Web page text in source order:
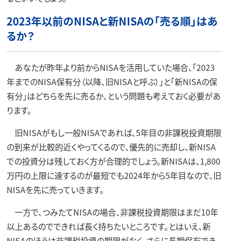
2023年以前のNISAと新NISAの「売る順」はあ
るか？
あなたが昨年より前からNISAを活用していた場合、「2023
年までのNISA保有分（以降、旧NISAと呼ぶ）」と「新NISAの保
有分」はどちらを先に売るか、という問題も考えておく必要があ
ります。
旧NISAがもし一般NISAであれば、5年目の非課税投資期限
の到来が比較的近くやってくるので、優先的に売却し、新NISA
での投資分は残しておく方が合理的でしょう。新NISAは、1,800
万円の上限に達するのが最短でも2024年から5年目なので、旧
NISAを先に売っていきます。
一方で、つみたてNISAの場合、非課税投資期限はまだ10年
以上あるのでできれば長く持ちたいところです。とはいえ、新